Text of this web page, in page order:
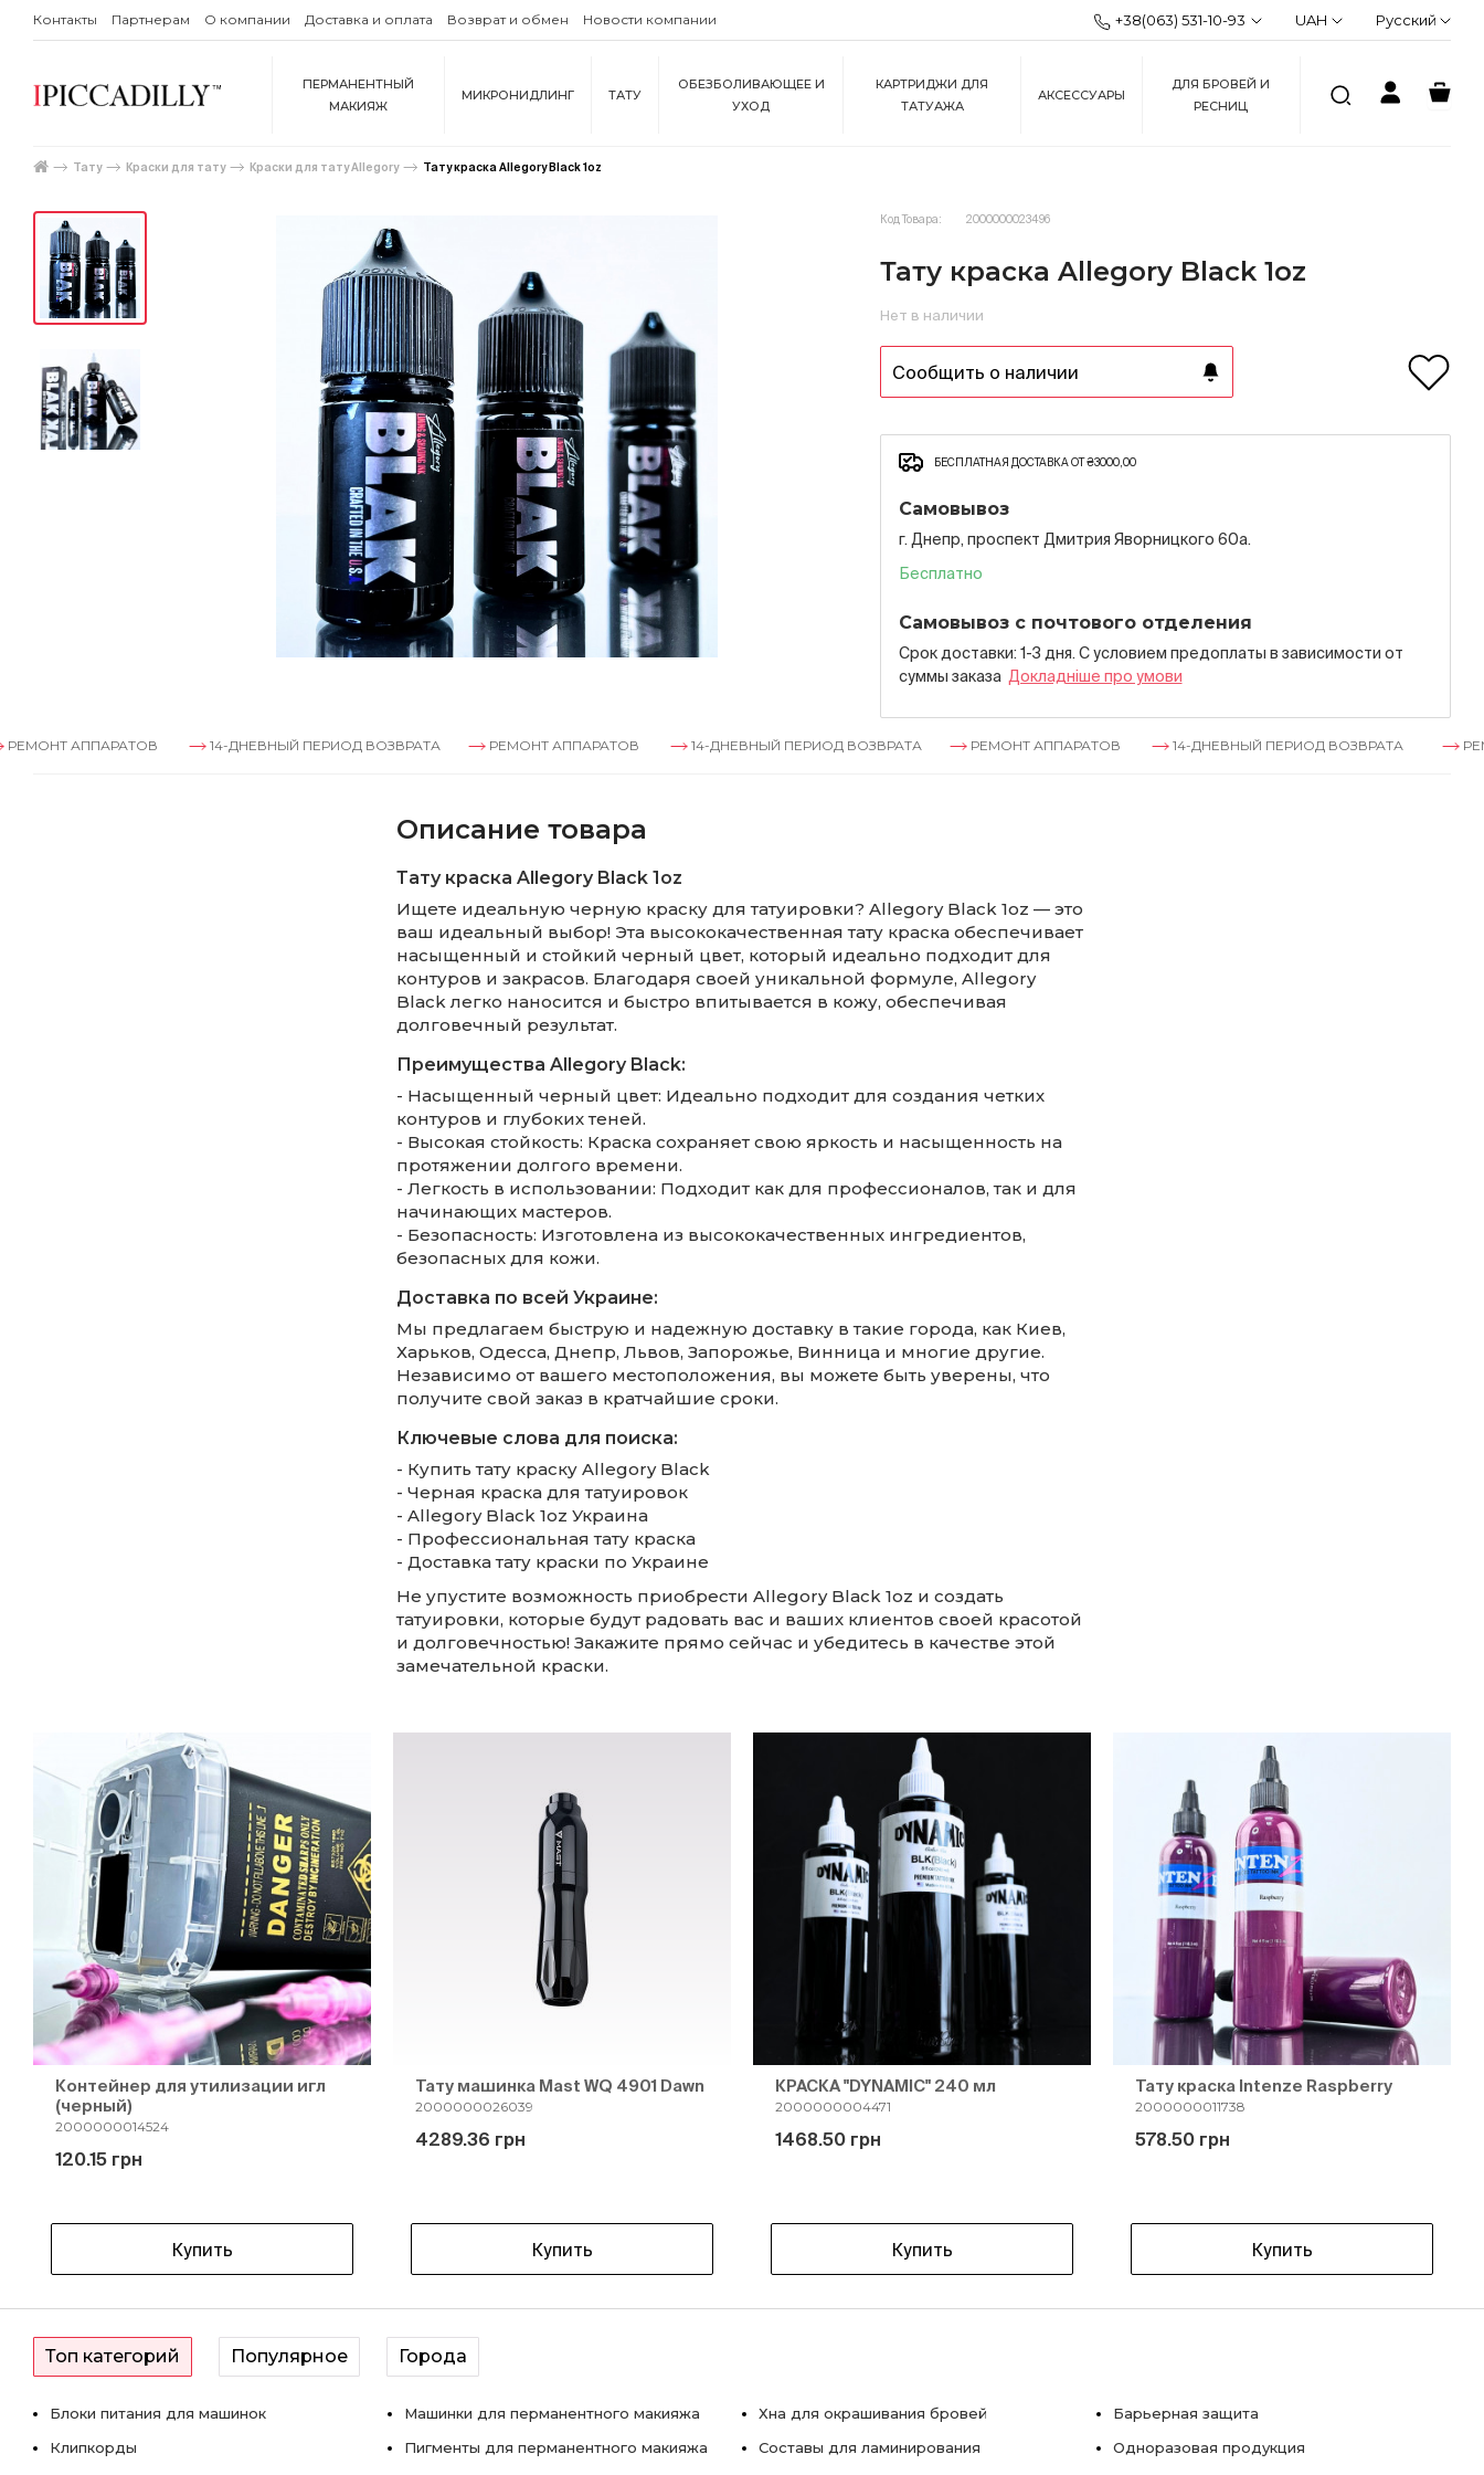
Контакты Партнерам О компании Доставка и оплата Возврат и обмен Новости компании +38(063) 531-10-93 UAH Русский
ПЕРМАНЕНТНЫЙ
МАКИЯЖ
МИКРОНИДЛИНГ ТАТУ
ОБЕЗБОЛИВАЮЩЕЕ И
УХОД
КАРТРИДЖИ ДЛЯ
ТАТУАЖА
АКСЕССУАРЫ
ДЛЯ БРОВЕЙ И
РЕСНИЦ
Тату Краски для тату Краски для тату Allegory Тату краска Allegory Black 1oz
Код Товара: 2000000023496
Тату краска Allegory Black 1oz
Нет в наличии
Сообщить о наличии
БЕСПЛАТНАЯ ДОСТАВКА ОТ ₴3000,00
Самовывоз
г. Днепр, проспект Дмитрия Яворницкого 60а.
Бесплатно
Самовывоз с почтового отделения
Срок доставки: 1-3 дня. С условием предоплаты в зависимости от
суммы заказа Докладнiше про умови
14-ДНЕВНЫЙ ПЕРИОД ВОЗВРАТА РЕМОНТ АППАРАТОВ 14-ДНЕВНЫЙ ПЕРИОД ВОЗВРАТА РЕМОНТ АППАРАТОВ 14-ДНЕВНЫЙ ПЕРИОД ВОЗВРАТА РЕМОНТ
Описание товара
Тату краска Allegory Black 1oz
Ищете идеальную черную краску для татуировки? Allegory Black 1oz — это
ваш идеальный выбор! Эта высококачественная тату краска обеспечивает
насыщенный и стойкий черный цвет, который идеально подходит для
контуров и закрасов. Благодаря своей уникальной формуле, Allegory
Black легко наносится и быстро впитывается в кожу, обеспечивая
долговечный результат.
Преимущества Allegory Black:
- Насыщенный черный цвет: Идеально подходит для создания четких
контуров и глубоких теней.
- Высокая стойкость: Краска сохраняет свою яркость и насыщенность на
протяжении долгого времени.
- Легкость в использовании: Подходит как для профессионалов, так и для
начинающих мастеров.
- Безопасность: Изготовлена из высококачественных ингредиентов,
безопасных для кожи.
Доставка по всей Украине:
Мы предлагаем быструю и надежную доставку в такие города, как Киев,
Харьков, Одесса, Днепр, Львов, Запорожье, Винница и многие другие.
Независимо от вашего местоположения, вы можете быть уверены, что
получите свой заказ в кратчайшие сроки.
Ключевые слова для поиска:
- Купить тату краску Allegory Black
- Черная краска для татуировок
- Allegory Black 1oz Украина
- Профессиональная тату краска
- Доставка тату краски по Украине
Не упустите возможность приобрести Allegory Black 1oz и создать
татуировки, которые будут радовать вас и ваших клиентов своей красотой
и долговечностью! Закажите прямо сейчас и убедитесь в качестве этой
замечательной краски.
Контейнер для утилизации игл
(черный)
2000000014524
120.15 грн
Купить
Тату машинка Mast WQ 4901 Dawn
2000000026039
4289.36 грн
Купить
КРАСКА "DYNAMIC" 240 мл
2000000004471
1468.50 грн
Купить
Тату краска Intenze Raspberry
2000000011738
578.50 грн
Купить
Топ категорий Популярное Города
Блоки питания для машинок
Клипкорды
Машинки для перманентного макияжа
Пигменты для перманентного макияжа
Хна для окрашивания бровей
Составы для ламинирования
Барьерная защита
Одноразовая продукция